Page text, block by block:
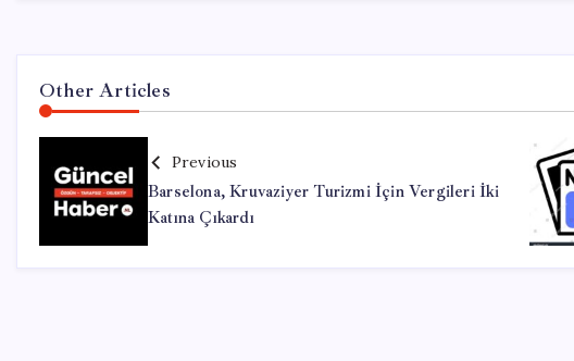
Other Articles
Previous
Barselona, Kruvaziyer Turizmi İçin Vergileri İki
Katına Çıkardı